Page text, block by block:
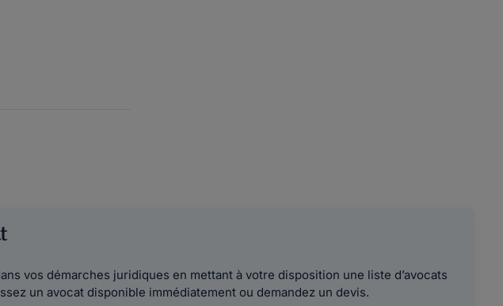
vos démarches juridiques en mettant à votre disposition une liste d’avocats
un avocat disponible immédiatement ou demandez un devis.